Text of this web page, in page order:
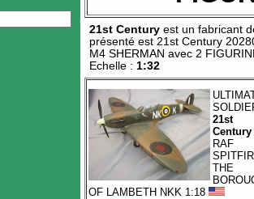
21st Century est un fabricant
présenté est 21st Century
M4 SHERMAN avec 2
Echelle : 1:32
21st
Century
RAF
THE
OF LAMBETH NKK 1:18